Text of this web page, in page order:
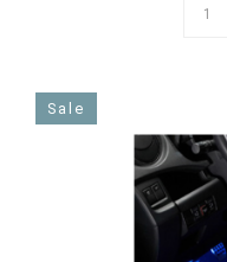
Sale